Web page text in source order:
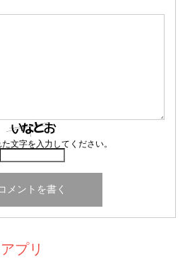
文字を入力してください。
プリ